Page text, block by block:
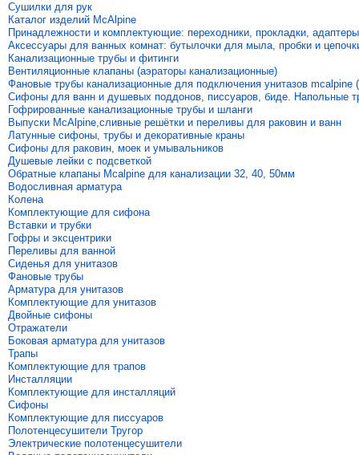
Сушилки для рук
Каталог изделий McAlpine
Принадлежности и комплектующие: переходники, прокладки, адаптеры
Аксессуары для ванных комнат: бутылочки для мыла, пробки и
Канализационные трубы и фитинги
Вентиляционные клапаны (аэраторы канализационные)
Фановые трубы канализационные для подключения унитазов mcalpine
Сифоны для ванн и душевых поддонов, писсуаров, биде. Напольные
Гофрированные канализационные трубы и шланги
Выпуски McAlpine,сливные решётки и переливы для раковин и ванн
Латунные сифоны, трубы и декоративные краны
Сифоны для раковин, моек и умывальников
Душевые лейки с подсветкой
Обратные клапаны Mcalpine для канализации 32, 40, 50мм
Водосливная арматура
Колена
Комплектующие для сифона
Вставки и трубки
Гофры и эксцентрики
Переливы для ванной
Сиденья для унитазов
Фановые трубы
Арматура для унитазов
Комплектующие для унитазов
Двойные сифоны
Отражатели
Боковая арматура для унитазов
Трапы
Комплектующие для трапов
Инсталляции
Комплектующие для инсталляций
Сифоны
Комплектующие для писсуаров
Полотенцесушители Тругор
Электрические полотенцесушители